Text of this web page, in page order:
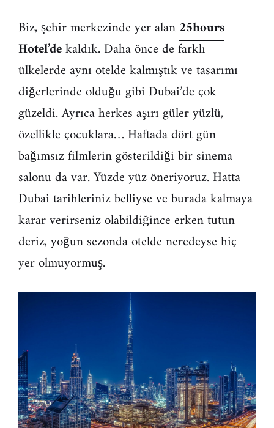
Biz, şehir merkezinde yer alan25hours
Hotel’dekaldık. Daha önce de farklı
ülkelerde aynı otelde kalmıştık ve tasarımı
diğerlerinde olduğu gibi Dubai’de çok
güzeldi. Ayrıca herkes aşırı güler yüzlü,
özellikle çocuklara… Haftada dört gün
bağımsız filmlerin gösterildiği bir sinema
salonu da var. Yüzde yüz öneriyoruz. Hatta
Dubai tarihleriniz belliyse ve burada kalmaya
karar verirseniz olabildiğince erken tutun
deriz, yoğun sezonda otelde neredeyse hiç
yer olmuyormuş.